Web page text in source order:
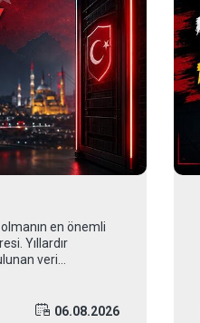
en önemli
Yıllardır
veri
06.08.2026